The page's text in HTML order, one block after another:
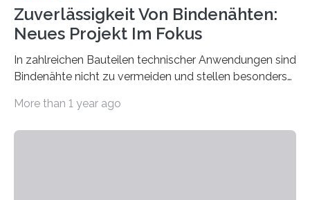
Zuverlässigkeit Von Bindenähten:
Neues Projekt Im Fokus
In zahlreichen Bauteilen technischer Anwendungen sind
Bindenähte nicht zu vermeiden und stellen besonders
Matrixmaterials eine große Herausforderung dar.
More than 1 year ago